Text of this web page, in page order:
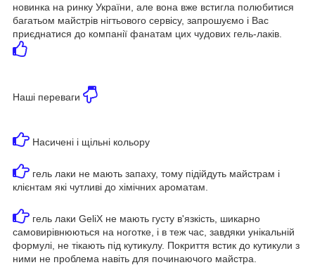
новинка на ринку України, але вона вже встигла полюбитися
багатьом майстрів нігтьового сервісу, запрошуємо і Вас
приєднатися до компанії фанатам цих чудових гель-лаків.
Наші переваги
Насичені і щільні кольору
гель лаки не мають запаху, тому підійдуть майстрам і
клієнтам які чутливі до хімічних ароматам.
гель лаки GeliX не мають густу в'язкість, шикарно
самовирівнюються на ноготке, і в теж час, завдяки унікальній
формулі, не тікають під кутикулу. Покриття встик до кутикули з
ними не проблема навіть для починаючого майстра.